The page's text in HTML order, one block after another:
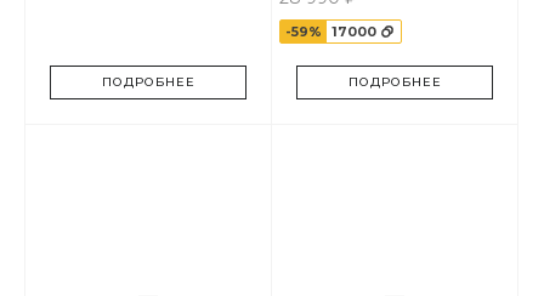
ПОДРОБНЕЕ
-59% 17000
ПОДРОБНЕЕ